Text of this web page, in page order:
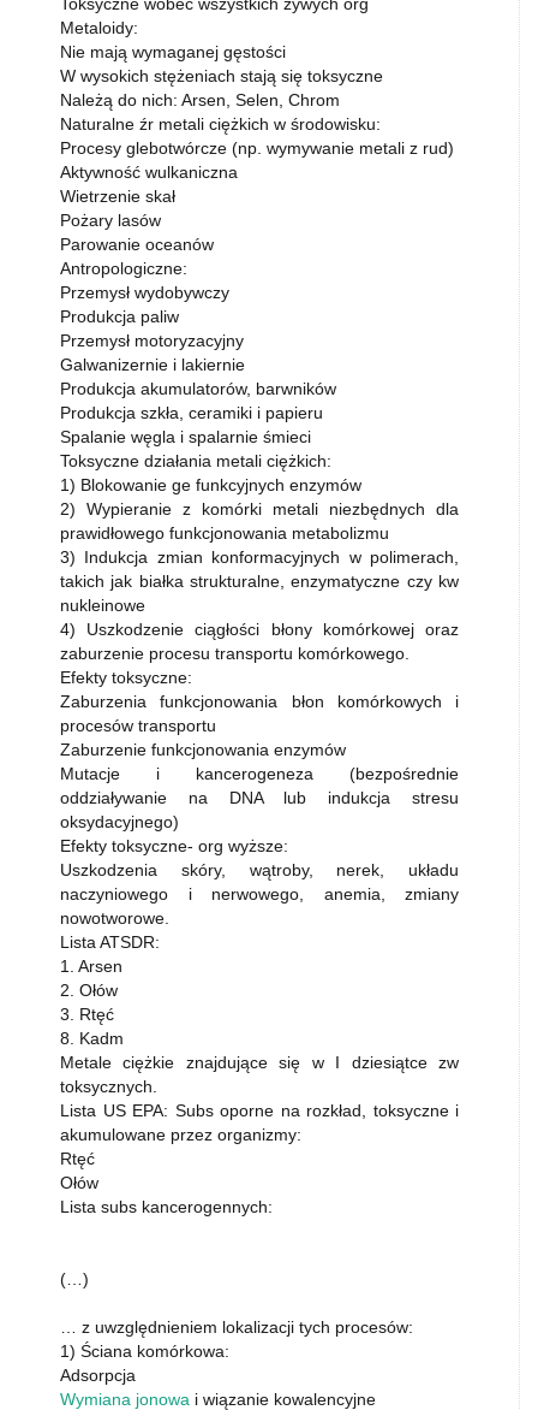
Metaloidy:
Nie mają wymaganej gęstości
W wysokich stężeniach stają się toksyczne
Należą do nich: Arsen, Selen, Chrom
Naturalne źr metali ciężkich w środowisku:
Procesy glebotwórcze (np. wymywanie metali z rud)
Aktywność wulkaniczna
Wietrzenie skał
Pożary lasów
Parowanie oceanów
Antropologiczne:
Przemysł wydobywczy
Produkcja paliw
Przemysł motoryzacyjny
Galwanizernie i lakiernie
Produkcja akumulatorów, barwników
Produkcja szkła, ceramiki i papieru
Spalanie węgla i spalarnie śmieci
Toksyczne działania metali ciężkich:
1) Blokowanie ge funkcyjnych enzymów
2) Wypieranie z komórki metali niezbędnych dla
prawidłowego funkcjonowania metabolizmu
3) Indukcja zmian konformacyjnych w polimerach,
takich jak białka strukturalne, enzymatyczne czy kw
nukleinowe
4) Uszkodzenie ciągłości błony komórkowej oraz
zaburzenie procesu transportu komórkowego.
Efekty toksyczne:
Zaburzenia funkcjonowania błon komórkowych i
procesów transportu
Zaburzenie funkcjonowania enzymów
Mutacje i kancerogeneza (bezpośrednie
oddziaływanie na DNA lub indukcja stresu
oksydacyjnego)
Efekty toksyczne- org wyższe:
Uszkodzenia skóry, wątroby, nerek, układu
naczyniowego i nerwowego, anemia, zmiany
nowotworowe.
Lista ATSDR:
1. Arsen
2. Ołów
3. Rtęć
8. Kadm
Metale ciężkie znajdujące się w I dziesiątce zw
toksycznych.
Lista US EPA: Subs oporne na rozkład, toksyczne i
akumulowane przez organizmy:
Rtęć
Ołów
Lista subs kancerogennych:
(…)
… z uwzględnieniem lokalizacji tych procesów:
1) Ściana komórkowa:
Adsorpcja
Wymiana jonowa i wiązanie kowalencyjne